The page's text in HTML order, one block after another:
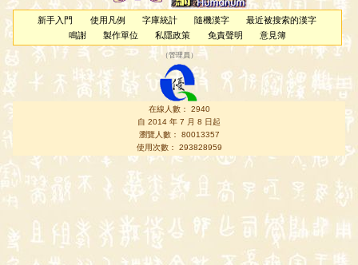
新手入門 使用凡例 字庫統計 隨機漢字
最近被搜索的漢字
鳴謝
製作單位 私隱政策 免責聲明 意見簿
（管理員 ）
在線人數： 2940
自 2014 年 7 月 8 日起
瀏覽人數： 80013357
使用次數： 293828959